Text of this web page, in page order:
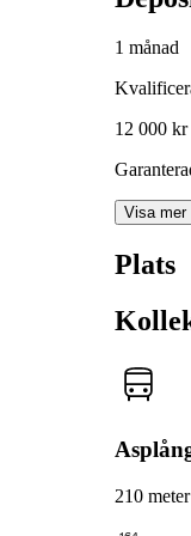
1 månad
12 000 kr
Visa mer
Plats
210 meter